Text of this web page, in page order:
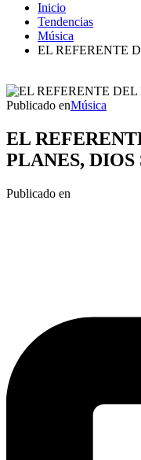
Inicio
Tendencias
Música
EL REFERENTE
Publicado enMúsica
EL
PLANES, DIOS
Publicado en